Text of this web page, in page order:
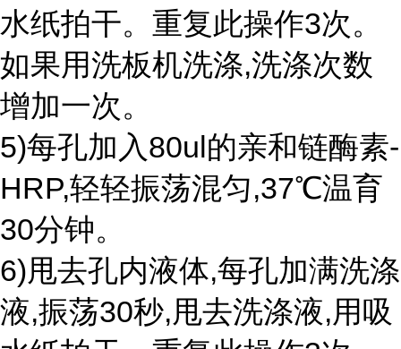
水纸拍干。重复此操作3次。
如果用洗板机洗涤,洗涤次数
增加一次。
5)每孔加入80ul的亲和链酶素-
HRP,轻轻振荡混匀,37℃温育
30分钟。
6)甩去孔内液体,每孔加满洗涤
液,振荡30秒,甩去洗涤液,用吸